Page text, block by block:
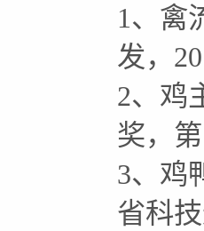
1、禽
发，
2、鸡
奖，
3、鸡
省科